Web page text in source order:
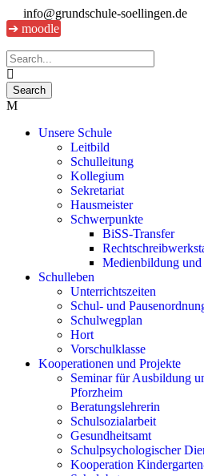
info@grundschule-soellingen.de
➔ moodle
Unsere Schule
Leitbild
Schulleitung
Kollegium
Sekretariat
Hausmeister
Schwerpunkte
BiSS-Transfer
Medienbildung
Schulleben
Unterrichtszeiten
Schul- und
Schulwegplan
Hort
Vorschulklasse
Kooperationen und Projekte
Seminar für Ausbildung
Pforzheim
Beratungslehrerin
Schulsozialarbeit
Gesundheitsamt
Schulpsychologischer
Kooperation